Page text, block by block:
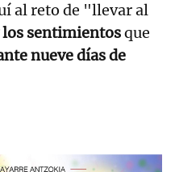
al reto de "llevar al
los sentimientosque
nueve días de